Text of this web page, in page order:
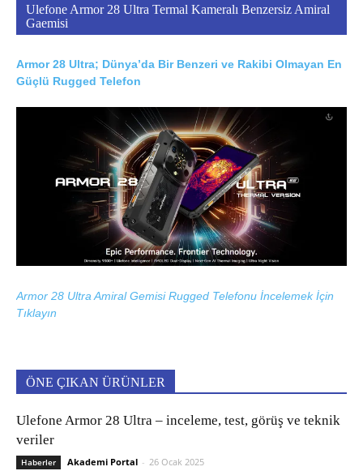
Ulefone Armor 28 Ultra Termal Kameralı Benzersiz Amiral
Gaemisi
Armor 28 Ultra; Dünya’da Bir Benzeri ve Rakibi Olmayan En
Güçlü Rugged Telefon
Armor 28 Ultra Amiral Gemisi Rugged Telefonu İncelemek İçin
Tıklayın
ÖNE ÇIKAN ÜRÜNLER
Ulefone Armor 28 Ultra – inceleme, test, görüş ve teknik
veriler
Haberler Akademi Portal - 26 Ocak 2025